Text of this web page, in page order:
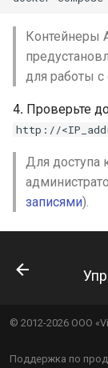
Контейнеры
для работы с
4․ Проверьте
http://
Для доступа
записями).
© 2012-2026 ООО
Поддержка по